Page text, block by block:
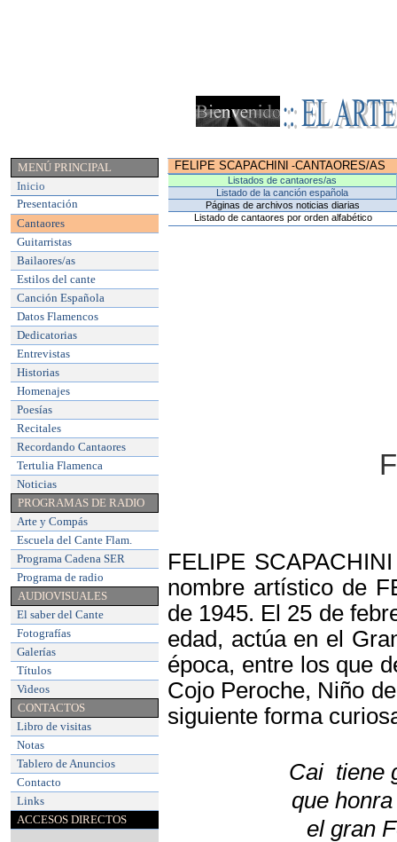
MENÚ PRINCIPAL
Inicio
Presentación
Cantaores
Guitarristas
Bailaores/as
Estilos del cante
Canción Española
Datos Flamencos
Dedicatorias
Entrevistas
Historias
Homenajes
Poesías
Recitales
Recordando Cantaores
Tertulia Flamenca
Noticias
PROGRAMAS DE RADIO
Arte y Compás
Escuela del Cante Flam.
Programa Cadena SER
Programa de radio
AUDIOVISUALES
El saber del Cante
Fotografías
Galerías
Títulos
Videos
CONTACTOS
Libro de visitas
Notas
Tablero de Anuncios
Contacto
Links
ACCESOS DIRECTOS
FELIPE SCAPACHINI -CANTAORES/AS
Listados de cantaores/as
Listado de la canción española
Páginas de archivos noticias diarias
Listado de cantaores por orden alfabético
FELIPE
nombre artístico de
de 1945. El 25 de
edad, actúa en el
época, entre los que
Cojo Peroche, Niño
siguiente forma
Cai tiene
que
el gran